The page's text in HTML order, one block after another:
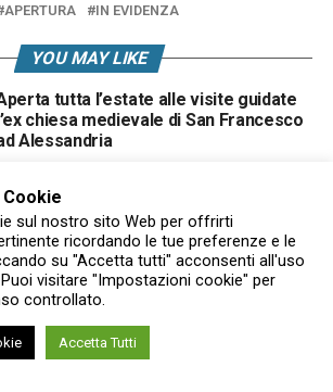
APERTURA IN EVIDENZA
YOU MAY LIKE
tutta l’estate alle visite guidate
chiesa medievale di San Francesco
Alessandria
Usseglio la Mostra Mercato dei
Naturali e Mestieri delle Valli:
gusto e tradizione
Bagnolo Piemonte il Concerto
di Ferragosto
sul nostro sito Web per offrirti
ricordando le tue preferenze e le
su "Accetta tutti" acconsenti all'uso
visitare "Impostazioni cookie" per
controllato.
Accetta Tutti